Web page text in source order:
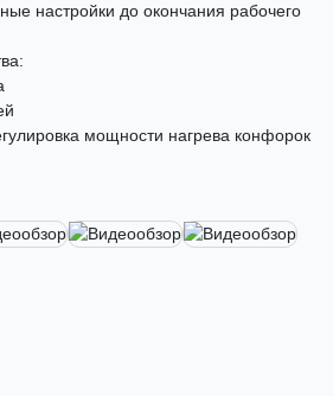
настройки до окончания рабочего
мощности нагрева конфорок